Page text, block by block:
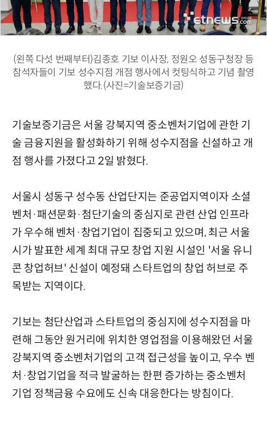
(왼쪽 다섯 번째부터)김종호 기보 이사장, 정원오 성동구청장 등
참석자들이 기보 성수지점 개점 행사에서 컷팅식하고 기념 촬영
했다.(사진=기술보증기금)
기술보증기금은 서울 강북지역 중소벤처기업에 관한 기
술 금융지원을 활성화하기 위해 성수지점을 신설하고 개
점 행사를 가졌다고 2일 밝혔다.
서울시 성동구 성수동 산업단지는 준공업지역이자 소셜
벤처·패션문화·첨단기술의 중심지로 관련 산업 인프라
가 우수해 벤처·창업기업이 집중되고 있으며, 최근 서울
시가 발표한 세계 최대 규모 창업 지원 시설인 '서울 유니
콘 창업허브' 신설이 예정돼 스타트업의 창업 허브로 주
목받는 지역이다.
기보는 첨단산업과 스타트업의 중심지에 성수지점을 마
련해 그동안 원거리에 위치한 영업점을 이용해왔던 서울
강북지역 중소벤처기업의 고객 접근성을 높이고, 우수 벤
처·창업기업을 적극 발굴하는 한편 증가하는 중소벤처
기업 정책금융 수요에도 신속 대응한다는 방침이다.